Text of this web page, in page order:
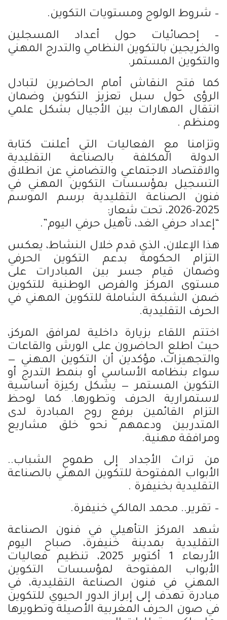
– شروط الولوج ومستويات التكوين.
– إحصائيات حول أعداد المسجلين
والخريجين بالتكوين النظامي والتدرج المهني
والتكوين المستمر.
كما فتح النقاش أمام الحاضرين لتبادل
الرؤى حول سبل تعزيز التكوين وضمان
انتقال المهارات بين الأجيال بشكل علمي
ومنظم .
وتزامنا مع الفعاليات التي أعلنت كتابة
الدولة المكلفة بالصناعة التقليدية
والاقتصاد الاجتماعي والتضامني عن انطلاق
التسجيل بمؤسسات التكوين المهني في
فنون الصناعة التقليدية برسم الموسم
2025-2026، تحت شعار:
“إعداد حرفي الغد، تأهيل حرفي اليوم”.
هذا الإعلان، الذي قدم خلال النشاط، يعكس
التزام الحكومة بدعم التكوين الحرفي
وضمان قيام جسر بين المبادرات على
مستوى المركز والفرص الوطنية للتكوين
ضمن الشبكة الشاملة للتكوين المهني في
الحرف التقليدية.
اختتم اللقاء بزيارة داخلية لمرافق المركز،
حيث اطلع الحاضرون على الورش والقاعات
والتجهيزات، مؤكدين أن التكوين المهني —
سواء بنظامه الأساسي أو بنمط التدرج أو
التكوين المستمر — يشكل ركيزة أساسية
لاستمرارية الحرف وتطورها. كما لوحظ
التزام القائمين برفع روح المبادرة لدى
المتدربين ودعمهم نحو خلق مشاريع
ومرافقة مهنية.
من تراث الأجداد إلى طموح الشباب..
الأبواب المفتوحة للتكوين المهني بالصناعة
التقليدية بخنيفرة .
– تقرير.. محمد المالكي خنيفرة.
شهد المركز التأهيلي في فنون الصناعة
التقليدية بمدينة خنيفرة، صباح اليوم
الأربعاء 1 أكتوبر 2025، تنظيم فعاليات
الأبواب المفتوحة لمؤسسات التكوين
المهني في فنون الصناعة التقليدية، في
مبادرة تهدف إلى إبراز الدور الحيوي للتكوين
في صون الحرف المغربية الأصيلة وتطويرها